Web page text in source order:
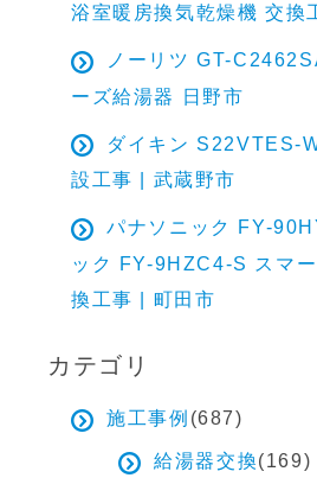
浴室暖房換気乾燥機 交換
ノーリツ GT-
ーズ給湯器 日野市
ダイキン S22VTES-
設工事 | 武蔵野市
パナソニック FY-
ック FY-9HZC4-S スマ
換工事 | 町田市
カテゴリ
施工事例 (687)
給湯器交換(169)